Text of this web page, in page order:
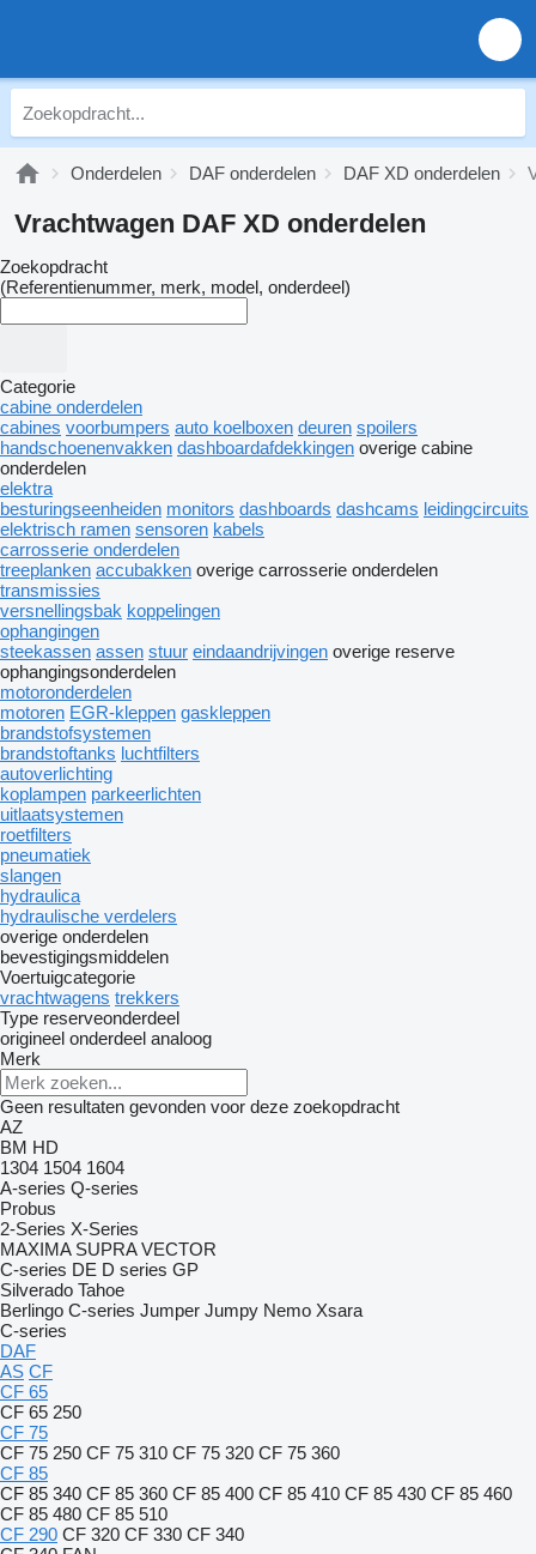
Onderdelen DAF onderdelen DAF XD onderdelen
Vrachtwagen DAF XD onderdelen
Zoekopdracht
(Referentienummer, merk, model, onderdeel)
Categorie
cabine onderdelen
cabines voorbumpers auto koelboxen deuren spoilers
handschoenenvakken dashboardafdekkingen overige cabine
onderdelen
elektra
besturingseenheiden monitors dashboards dashcams leidingcircuits
elektrisch ramen sensoren kabels
carrosserie onderdelen
treeplanken accubakken overige carrosserie onderdelen
transmissies
versnellingsbak koppelingen
ophangingen
steekassen assen stuur eindaandrijvingen overige reserve
ophangingsonderdelen
motoronderdelen
motoren EGR-kleppen gaskleppen
brandstofsystemen
brandstoftanks luchtfilters
autoverlichting
koplampen parkeerlichten
uitlaatsystemen
roetfilters
pneumatiek
slangen
hydraulica
hydraulische verdelers
overige onderdelen
bevestigingsmiddelen
Voertuigcategorie
vrachtwagens trekkers
Type reserveonderdeel
origineel onderdeel analoog
Merk
Geen resultaten gevonden voor deze zoekopdracht
AZ
BM HD
1304 1504 1604
A-series Q-series
Probus
2-Series X-Series
MAXIMA SUPRA VECTOR
C-series DE D series GP
Silverado Tahoe
Berlingo C-series Jumper Jumpy Nemo Xsara
C-series
DAF
AS CF
CF 65
CF 65 250
CF 75
CF 75 250 CF 75 310 CF 75 320 CF 75 360
CF 85
CF 85 340 CF 85 360 CF 85 400 CF 85 410 CF 85 430 CF 85 460
CF 85 480 CF 85 510
CF 290 CF 320 CF 330 CF 340